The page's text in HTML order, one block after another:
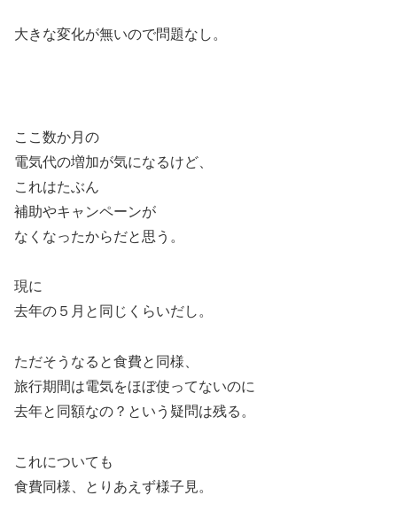
大きな変化が無いので問題なし。
ここ数か月の
電気代の増加が気になるけど、
これはたぶん
補助やキャンペーンが
なくなったからだと思う。
現に
去年の５月と同じくらいだし。
ただそうなると食費と同様、
旅行期間は電気をほぼ使ってないのに
去年と同額なの？という疑問は残る。
これについても
食費同様、とりあえず様子見。